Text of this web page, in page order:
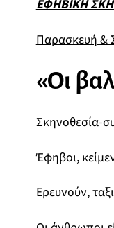
ΕΦΗΒΙΚΗ
Παρασκευή &
«Οι
Σκηνοθεσία-
Έφηβοι,
Ερευνούν,